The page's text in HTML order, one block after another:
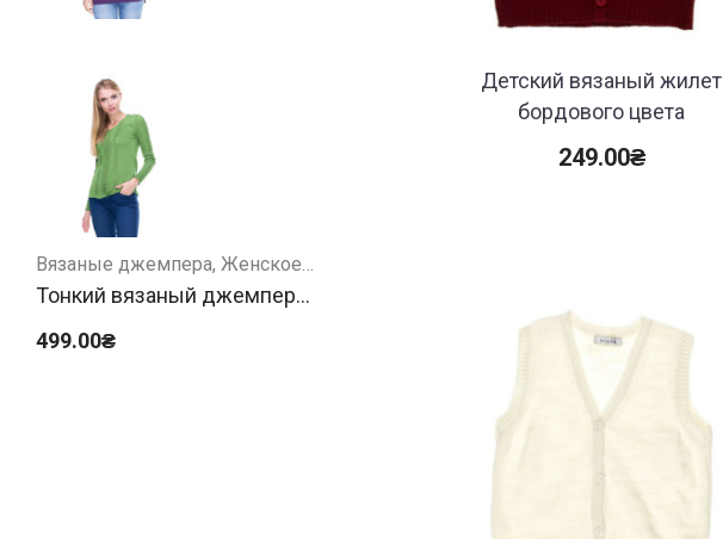
Детский вязаный жилет
бордового цвета
249.00₴
Вязаные джемпера Женское
Тонкий вязаный джемпер
499.00₴